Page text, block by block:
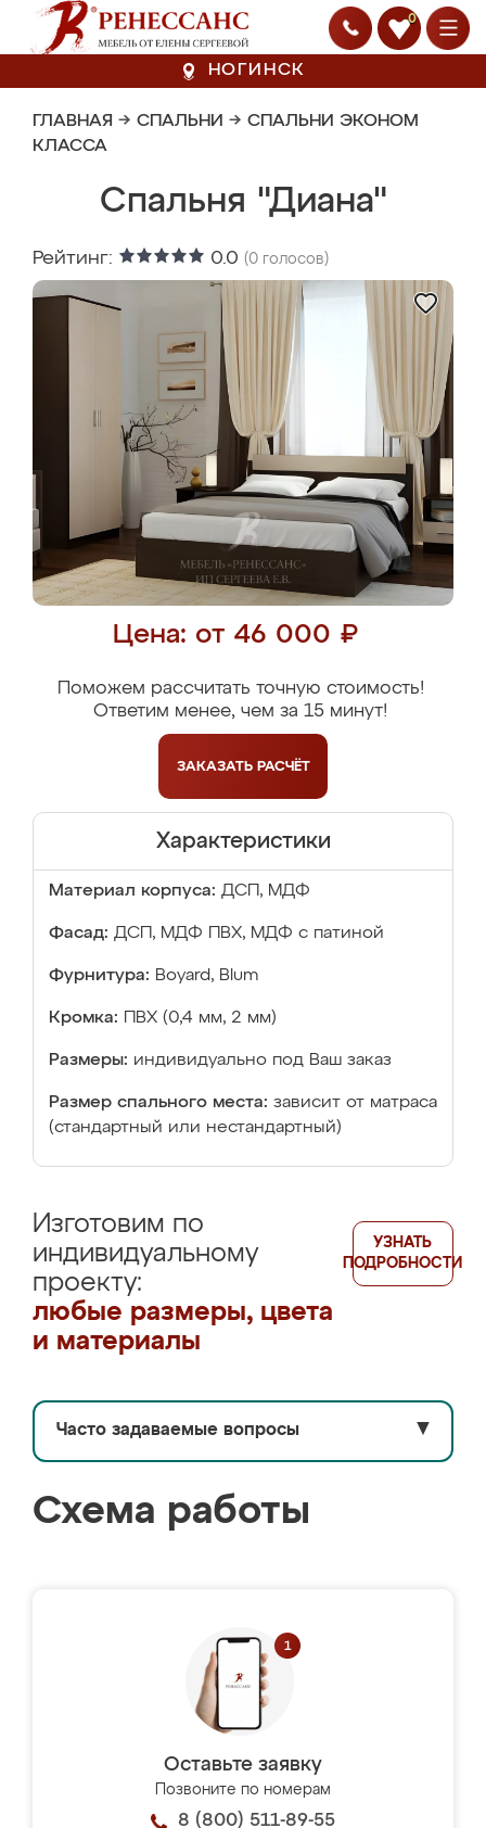
0
НОГИНСК
ГЛАВНАЯ → СПАЛЬНИ → СПАЛЬНИ ЭКОНОМ
КЛАССА
Спальня "Диана"
Рейтинг: 0.0 (0 голосов)
Цена: от 46 000 ₽
Поможем рассчитать точную стоимость!
Ответим менее, чем за 15 минут!
ЗАКАЗАТЬ РАСЧЁТ
Характеристики
Материал корпуса: ДСП, МДФ
Фасад: ДСП, МДФ ПВХ, МДФ с патиной
Фурнитура: Boyard, Blum
Кромка: ПВХ (0,4 мм, 2 мм)
Размеры: индивидуально под Ваш заказ
Размер спального места: зависит от матраса
(стандартный или нестандартный)
Изготовим по
индивидуальному
проекту:
любые размеры, цвета
и материалы
УЗНАТЬ
ПОДРОБНОСТИ
Часто задаваемые вопросы ▼
Схема работы
Оставьте заявку
Позвоните по номерам
8 (800) 511-89-55